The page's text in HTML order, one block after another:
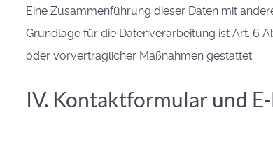
Eine Zusammenführung dieser Daten mit
Grundlage für die Datenverarbeitung ist Art. 6
oder vorvertraglicher Maßnahmen gestattet.
IV. Kontaktformular und